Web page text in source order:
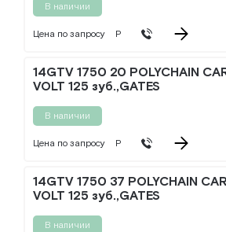
В наличии
Цена по запросу Р
14GTV 1750 20 POLYCHAIN
VOLT 125 зуб.,GATES
В наличии
Цена по запросу Р
14GTV 1750 37 POLYCHAIN
VOLT 125 зуб.,GATES
В наличии